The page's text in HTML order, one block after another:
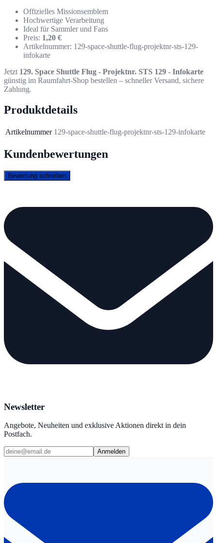
Offizielles Missionsemblem
Hochwertige Verarbeitung
Ideal für Sammler und Fans
Preis: 1,20 €
Artikelnummer: 129-space-shuttle-flug-projektnr-sts-129-
infokarte
Jetzt 129. Space Shuttle Flug - Projektnr. STS 129 - Infokarte
günstig im Raumfahrt-Shop bestellen – schneller Versand, sichere
Zahlung.
Produktdetails
Artikelnummer 129-space-shuttle-flug-projektnr-sts-129-infokarte
Kundenbewertungen
Bewertung schreiben
Newsletter
Angebote, Neuheiten und exklusive Aktionen direkt in dein
Postfach.
Anmelden